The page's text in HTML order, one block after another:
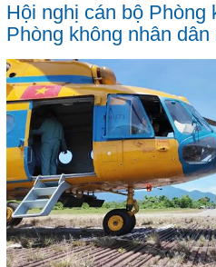
Hội nghị cán bộ Phòng
Phòng không nhân dân